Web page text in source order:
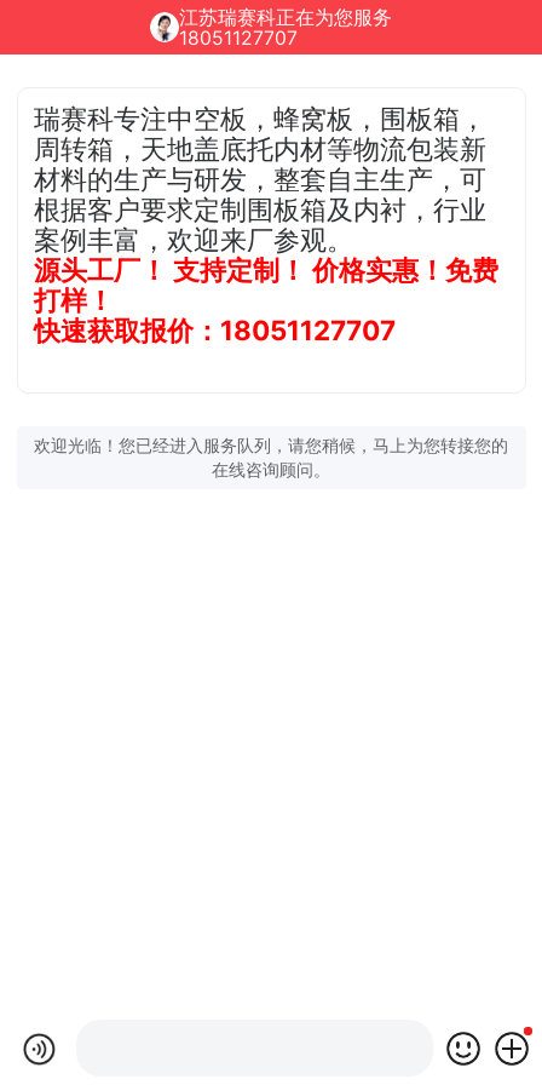
江苏瑞赛科正在为您服务
18051127707
瑞赛科专注中空板，蜂窝板，围板箱，
周转箱，天地盖底托内材等物流包装新
材料的生产与研发，整套自主生产，可
根据客户要求定制围板箱及内衬，行业
案例丰富，欢迎来厂参观。
源头工厂！ 支持定制！ 价格实惠！免费
打样！
快速获取报价：18051127707
欢迎光临！您已经进入服务队列，请您稍候，马上为您转接您的
在线咨询顾问。